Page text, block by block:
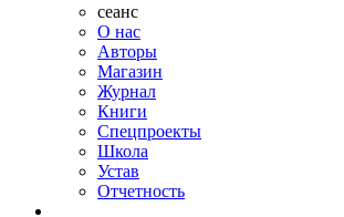
сеанс
О нас
Авторы
Магазин
Журнал
Книги
Спецпроекты
Школа
Устав
Отчетность